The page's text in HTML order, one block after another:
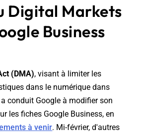
Digital Markets
Business
(DMA), visant à limiter les
dans le numérique dans
a conduit Google à modifier son
les fiches Google Business, en
à venir. Mi-février, d'autres